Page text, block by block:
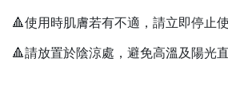
🔺使用時肌膚若有不適，請立即停止
🔺請放置於陰涼處，避免高溫及陽光直